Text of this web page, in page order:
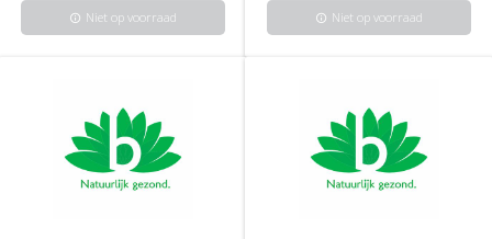
info Niet op voorraad info Niet op voorraad